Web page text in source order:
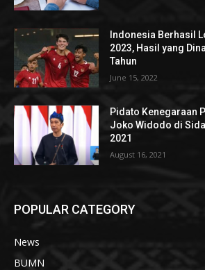
Indonesia Berhasil
2023, Hasil yang
Tahun
June 15, 2022
Pidato Kenegaraan
Joko Widodo di
2021
August 16, 2021
POPULAR CATEGORY
News
BUMN